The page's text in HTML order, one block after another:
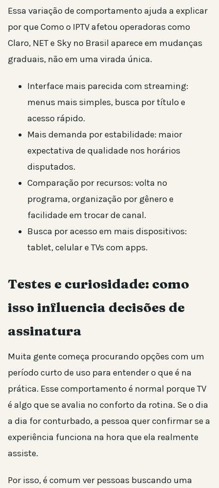
Essa variação de comportamento ajuda a explicar
por que Como o IPTV afetou operadoras como
Claro, NET e Sky no Brasil aparece em mudanças
graduais, não em uma virada única.
Interface mais parecida com streaming:
menus mais simples, busca por título e
acesso rápido.
Mais demanda por estabilidade: maior
expectativa de qualidade nos horários
disputados.
Comparação por recursos: volta no
programa, organização por gênero e
facilidade em trocar de canal.
Busca por acesso em mais dispositivos:
tablet, celular e TVs com apps.
Testes e curiosidade: como
isso influencia decisões de
assinatura
Muita gente começa procurando opções com um
período curto de uso para entender o que é na
prática. Esse comportamento é normal porque TV
é algo que se avalia no conforto da rotina. Se o dia
a dia for conturbado, a pessoa quer confirmar se a
experiência funciona na hora que ela realmente
assiste.
Por isso, é comum ver pessoas buscando uma